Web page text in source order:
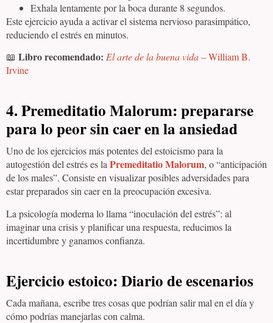
Exhala lentamente por la boca durante 8 segundos.
Este ejercicio ayuda a activar el sistema nervioso parasimpático,
reduciendo el estrés en minutos.
📖 Libro recomendado: El arte de la buena vida– William B.
Irvine
4. Premeditatio Malorum: prepararse
para lo peor sin caer en la ansiedad
Uno de los ejercicios más potentes del estoicismo para la
autogestión del estrés es la Premeditatio Malorum, o “anticipación
de los males”. Consiste en visualizar posibles adversidades para
estar preparados sin caer en la preocupación excesiva.
La psicología moderna lo llama “inoculación del estrés”: al
imaginar una crisis y planificar una respuesta, reducimos la
incertidumbre y ganamos confianza.
Ejercicio estoico:Diario de escenarios
Cada mañana, escribe tres cosas que podrían salir mal en el día y
cómo podrías manejarlas con calma.